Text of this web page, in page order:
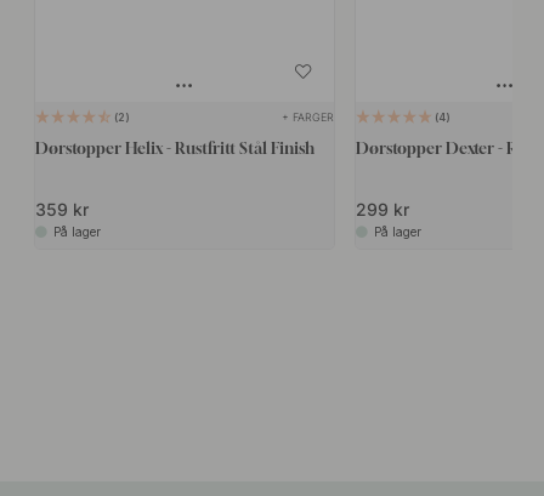
2 + FARGER
Dørstopper Helix - Rustfritt Stål Finish
359 kr
På lager
4
Dørstopper Dexter -
299 kr
På lager